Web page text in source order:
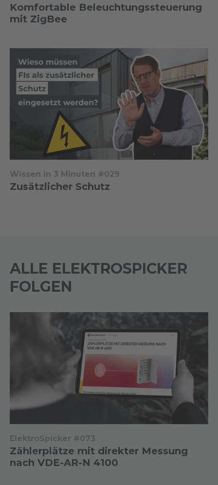
Komfortable Beleuchtungssteuerung
mit ZigBee
Wissen in 3 Minuten #029
Zusätzlicher Schutz
ALLE ELEKTROSPICKER
FOLGEN
ElektroSpicker #073
Zählerplätze mit direkter Messung
nach VDE-AR-N 4100